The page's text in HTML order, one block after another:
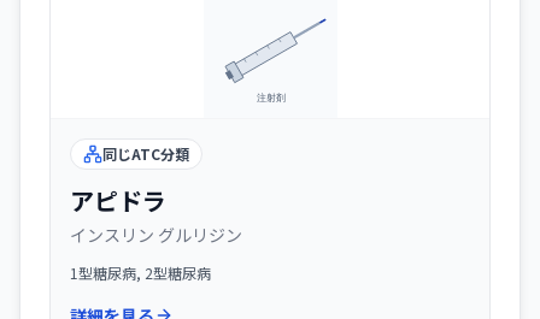
同じATC分類
アピドラ
インスリン グルリジン
1型糖尿病, 2型糖尿病